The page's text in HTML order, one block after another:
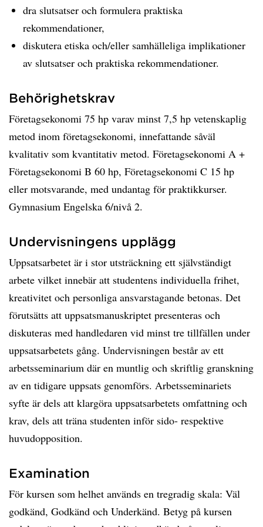
dra slutsatser och formulera praktiska
rekommendationer,
diskutera etiska och/eller samhälleliga implikationer
av slutsatser och praktiska rekommendationer.
Behörighetskrav
Företagsekonomi 75 hp varav minst 7,5 hp vetenskaplig
metod inom företagsekonomi, innefattande såväl
kvalitativ som kvantitativ metod. Företagsekonomi A +
Företagsekonomi B 60 hp, Företagsekonomi C 15 hp
eller motsvarande, med undantag för praktikkurser.
Gymnasium Engelska 6/nivå 2.
Undervisningens upplägg
Uppsatsarbetet är i stor utsträckning ett självständigt
arbete vilket innebär att studentens individuella frihet,
kreativitet och personliga ansvarstagande betonas. Det
förutsätts att uppsatsmanuskriptet presenteras och
diskuteras med handledaren vid minst tre tillfällen under
uppsatsarbetets gång. Undervisningen består av ett
arbetsseminarium där en muntlig och skriftlig granskning
av en tidigare uppsats genomförs. Arbetsseminariets
syfte är dels att klargöra uppsatsarbetets omfattning och
krav, dels att träna studenten inför sido- respektive
huvudopposition.
Examination
För kursen som helhet används en tregradig skala: Väl
godkänd, Godkänd och Underkänd. Betyg på kursen